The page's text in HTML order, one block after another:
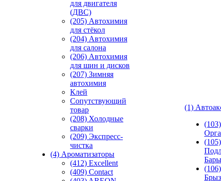
для двигателя
(ДВС)
(205) Автохимия
для стёкол
(204) Автохимия
для салона
(206) Автохимия
для шин и дисков
(207) Зимняя
автохимия
Клей
Сопутствующий
товар
(208) Холодные
сварки
(209) Экспреcс-
чистка
(4) Ароматизаторы
(412) Excellent
(409) Contact
(1)
(105)
Бары
(106)